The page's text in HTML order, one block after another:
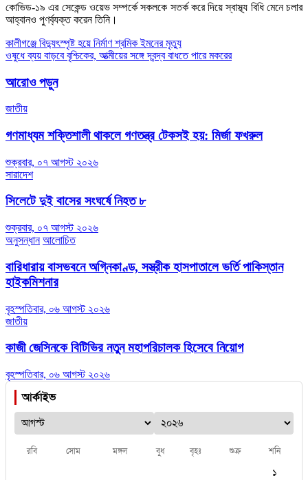
কোভিড-১৯ এর সেকেন্ড ওয়েভ সম্পর্কে সকলকে সতর্ক করে দিয়ে স্বাস্থ্য বিধি মেনে চলার
আহ্বানও পুণর্ব্যক্ত করেন তিনি।
Post
navigation
কালীগঞ্জে বিদ্যুৎস্পৃষ্ট হয়ে নির্মাণ শ্রমিক ইমনের মৃত্যু
ওষুধে ব্যয় বাড়বে বৃশ্চিকের, আত্মীয়ের সঙ্গে দ্বন্দ্ব বাধতে পারে মকরের
আরোও পড়ুন
জাতীয়
গণমাধ্যম শক্তিশালী থাকলে গণতন্ত্র টেকসই হয়: মির্জা ফখরুল
শুক্রবার, ০৭ আগস্ট ২০২৬
সারাদেশ
সিলেটে দুই বাসের সংঘর্ষে নিহত ৮
শুক্রবার, ০৭ আগস্ট ২০২৬
অনুসন্ধান আলোচিত
বারিধারায় বাসভবনে অগ্নিকাণ্ড, সস্ত্রীক হাসপাতালে ভর্তি পাকিস্তান
হাইকমিশনার
বৃহস্পতিবার, ০৬ আগস্ট ২০২৬
জাতীয়
কাজী জেসিনকে বিটিভির নতুন মহাপরিচালক হিসেবে নিয়োগ
বৃহস্পতিবার, ০৬ আগস্ট ২০২৬
আর্কাইভ
রবি সোম মঙ্গল বুধ বৃহঃ শুক্র শনি
১